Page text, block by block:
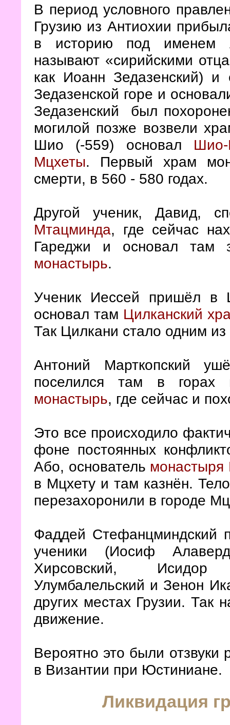
В период условного
Грузию из Антиохии
в историю под именем
называют «сирийскими
как Иоанн Зедазенский)
Зедазенской горе и
Зедазенский был
могилой позже возвели
Шио (-559) основал Шио-
Мцхеты. Первый храм
смерти, в 560 - 580 годах.
Другой ученик, Давид,
Мтацминда, где сейчас
Гареджи и основал там
монастырь.
Ученик Иессей пришёл
основал там Цилканский
Так Цилкани стало одним из
Антоний Марткопский
поселился там в
монастырь, где сейчас и
Это все происходило
фоне постоянных
Або, основатель монастыря
в Мцхету и там казнён.
перезахоронили в городе
Фаддей Стефанцминдский
ученики (Иосиф
Хирсовский, Исидор
Улумбалельский и Зенон
других местах Грузии. Так
движение.
Вероятно это были отзвуки
в Византии при Юстиниане.
Ликвидация